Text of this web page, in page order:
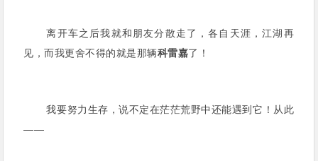
离开车之后我就和朋友分散走了，各自天涯，江湖再
见，而我更舍不得的就是那辆科雷嘉了！
我要努力生存，说不定在茫茫荒野中还能遇到它！从此
——